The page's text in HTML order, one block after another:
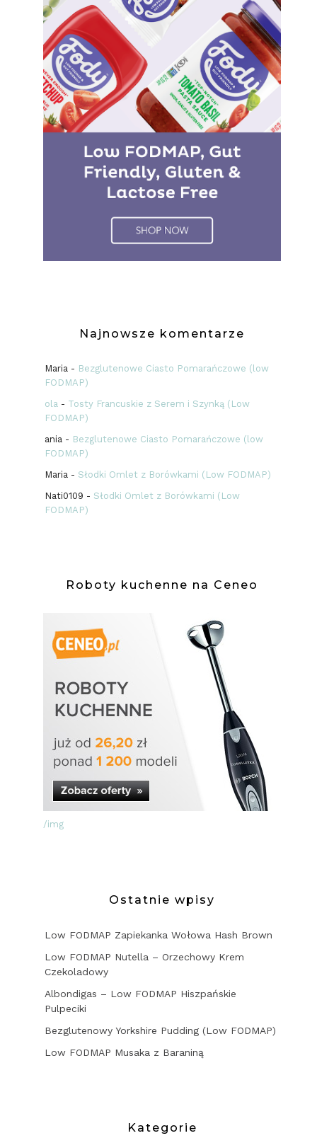
Najnowsze komentarze
Maria - Bezglutenowe Ciasto Pomarańczowe (low
FODMAP)
ola - Tosty Francuskie z Serem i Szynką (Low
FODMAP)
ania - Bezglutenowe Ciasto Pomarańczowe (low
FODMAP)
Maria - Słodki Omlet z Borówkami (Low FODMAP)
Nati0109 - Słodki Omlet z Borówkami (Low
FODMAP)
Roboty kuchenne na Ceneo
/img
Ostatnie wpisy
Low FODMAP Zapiekanka Wołowa Hash Brown
Low FODMAP Nutella – Orzechowy Krem
Czekoladowy
Albondigas – Low FODMAP Hiszpańskie
Pulpeciki
Bezglutenowy Yorkshire Pudding (Low FODMAP)
Low FODMAP Musaka z Baraniną
Kategorie